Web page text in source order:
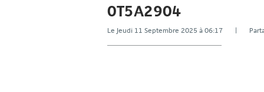
0T5A2904
Le Jeudi 11 Septembre 2025 à 06:17 |